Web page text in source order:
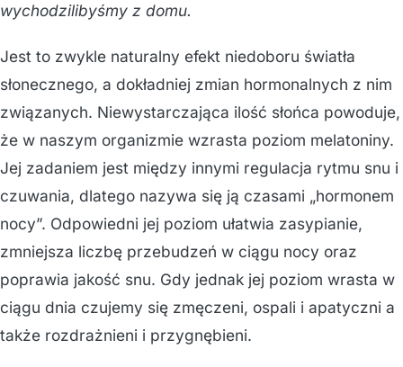
wychodzilibyśmy z domu.
Jest to zwykle naturalny efekt niedoboru światła
słonecznego, a dokładniej zmian hormonalnych z nim
związanych. Niewystarczająca ilość słońca powoduje,
że w naszym organizmie wzrasta poziom melatoniny.
Jej zadaniem jest między innymi regulacja rytmu snu i
czuwania, dlatego nazywa się ją czasami „hormonem
nocy”. Odpowiedni jej poziom ułatwia zasypianie,
zmniejsza liczbę przebudzeń w ciągu nocy oraz
poprawia jakość snu. Gdy jednak jej poziom wrasta w
ciągu dnia czujemy się zmęczeni, ospali i apatyczni a
także rozdrażnieni i przygnębieni.